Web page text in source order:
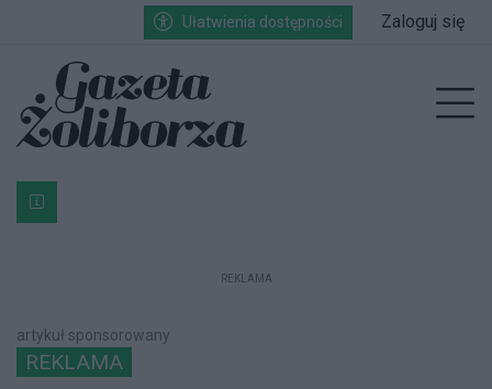
Przejdź do głównych treści
Przejdź do wyszukiwarki
Przejdź do głównego menuUłatwienia dostępności Zaloguj się
Bardzo ważna informacja dla podatników posiadających
REKLAMA
artykuł sponsorowany
REKLAMA